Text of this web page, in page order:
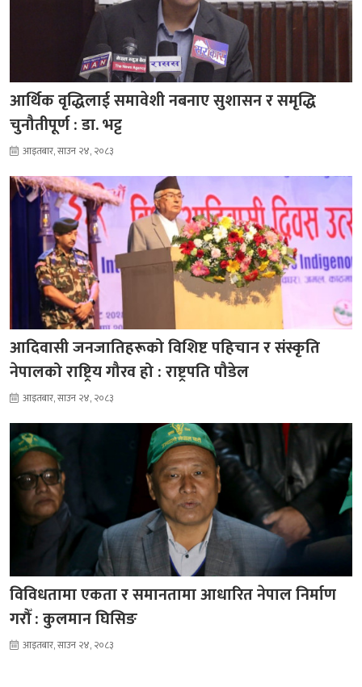
आर्थिक वृद्धिलाई समावेशी नबनाए सुशासन र समृद्धि
चुनौतीपूर्ण : डा. भट्ट
आइतबार, साउन २४, २०८३
आदिवासी जनजातिहरूको विशिष्ट पहिचान र संस्कृति
नेपालको राष्ट्रिय गौरव हो : राष्ट्रपति पौडेल
आइतबार, साउन २४, २०८३
विविधतामा एकता र समानतामा आधारित नेपाल निर्माण
गरौँ : कुलमान घिसिङ
आइतबार, साउन २४, २०८३